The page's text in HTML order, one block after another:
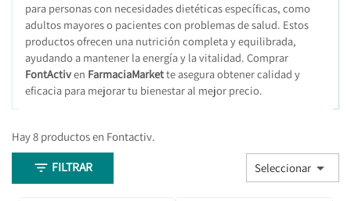
para personas con necesidades dietéticas específicas, como
adultos mayores o pacientes con problemas de salud. Estos
productos ofrecen una nutrición completa y equilibrada,
ayudando a mantener la energía y la vitalidad. Comprar
FontActiven FarmaciaMarkette asegura obtener calidad y
eficacia para mejorar tu bienestar al mejor precio.
Hay 8 productos en Fontactiv.
 FILTRAR Seleccionar 